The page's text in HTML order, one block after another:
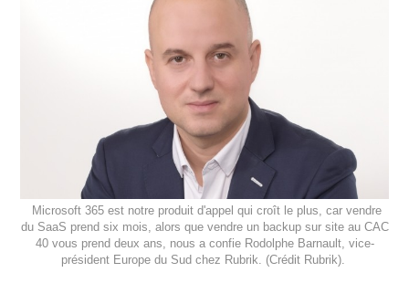
Microsoft 365 est notre produit d'appel qui croît le plus, car vendre
du SaaS prend six mois, alors que vendre un backup sur site au CAC
40 vous prend deux ans, nous a confie Rodolphe Barnault, vice-
président Europe du Sud chez Rubrik. (Crédit Rubrik).